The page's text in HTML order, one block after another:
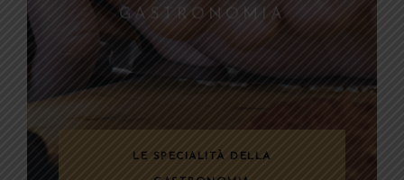
SCEGLI DALLA NOSTRA
VETRINA FRIGO
LE SPECIALITÀ DELLA